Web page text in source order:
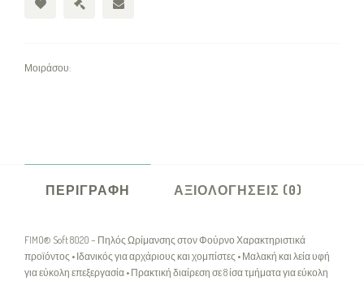
Μοιράσου:
ΠΕΡΙΓΡΑΦΉ ΑΞΙΟΛΟΓΉΣΕΙΣ (0)
FIMO® Soft 8020 – Πηλός Ωρίμανσης στον Φούρνο Χαρακτηριστικά
προϊόντος • Ιδανικός για αρχάριους και χομπίστες • Μαλακή και λεία υφή
για εύκολη επεξεργασία • Πρακτική διαίρεση σε 8 ίσα τμήματα για εύκολη